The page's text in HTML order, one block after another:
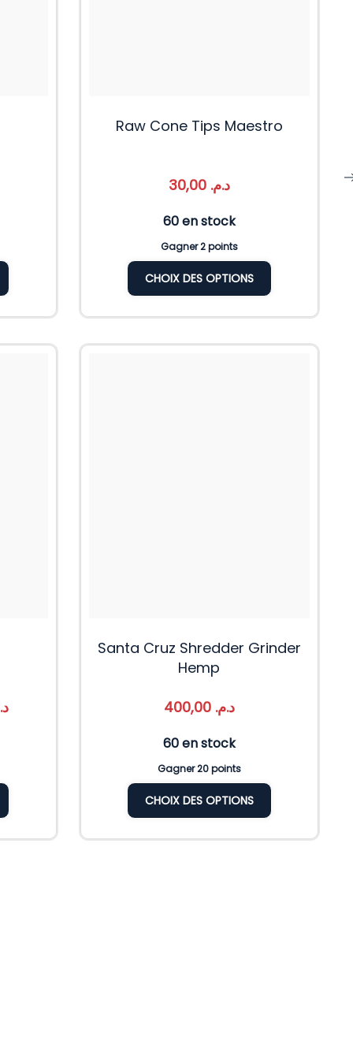
Raw Cone Tips Maestro
د.م. 30,00
60 en stock
Gagner 2 points
CHOIX DES OPTIONS
Santa Cruz Shredder Grinder
Hemp
د.م. 400,00
60 en stock
Gagner 20 points
CHOIX DES OPTIONS